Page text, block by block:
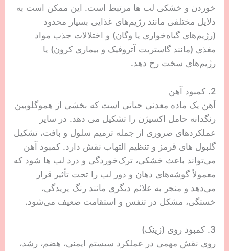
خوردن و خشکی لب ها مرتبط است. این ممکن است به
دلایل مختلفی مانند رژیم‌های غذایی بسیار محدود
(رژیم‌های گیاه‌خواری یا وگان) و اختلالات جذب مواد
مغذی (مانند گاستریت آتروفیک و بیماری کرون) یا
رژیم‌های سخت رخ دهد.
2. کمبود آهن
آهن یک ماده معدنی حیاتی است که بخشی از هموگلوبین
رنگدانه حامل اکسیژن را تشکیل می دهد. در سایر
عملکردهای ضروری از جمله ترمیم سلول و بافت، تشکیل
گلبول های قرمز و تنظیم التهاب نقش دارد. کمبود آهن
می‌تواند باعث خشکی، ترک‌خوردگی و درد لب‌ ها شود که
معمولاً گوشه‌های دهان و دور لب را تحت تأثیر قرار
می‌دهد و منجر به علائم دیگری مانند رنگ پریدگی،
خستگی، مشکل در تنفس و استقامت ضعیف می‌شود.
3. کمبود روی (زینک)
روی نقش مهمی در عملکرد سیستم ایمنی، هضم، رشد،